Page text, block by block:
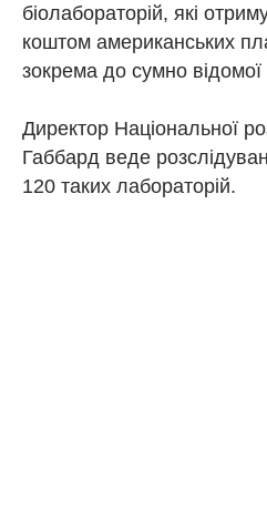
біолабораторій, які
коштом американських
зокрема до сумно відомої
Директор Національної
Габбард веде
120 таких лабораторій.